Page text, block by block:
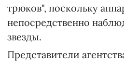
трюков", поскольку
непосредственно
звезды.
Представители